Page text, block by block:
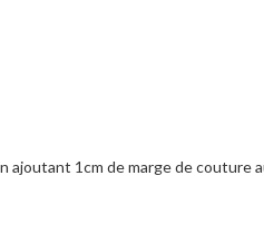
1cm de marge de couture